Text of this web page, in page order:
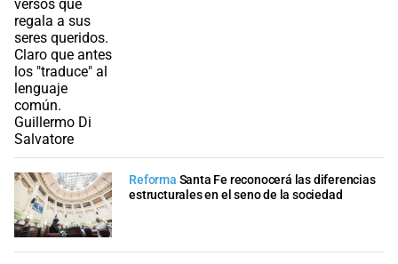
Reforma Santa Fe reconocerá las diferencias
estructurales en el seno de la sociedad